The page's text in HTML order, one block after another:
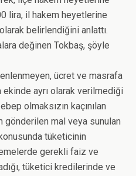
lira, il hakem heyetlerine
belirlendiğini anlattı.
değinen Tokbaş, şöyle
ücret ve masrafa
ayrı olarak verilmediği
olmaksızın kaçınılan
gönderilen mal veya sunulan
tüketicinin
gerekli faiz ve
tüketici kredilerinde ve